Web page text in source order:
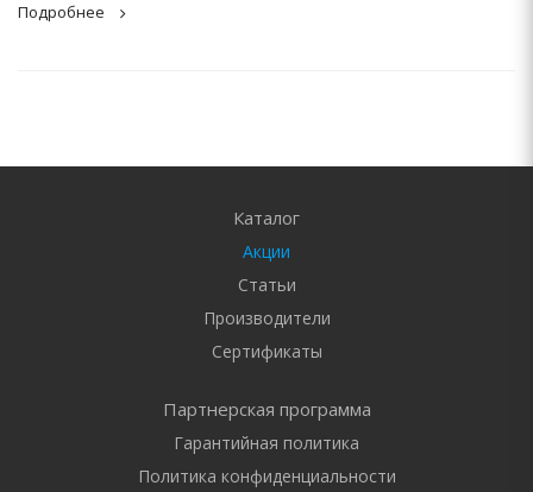
Подробнее
Каталог
Акции
Статьи
Производители
Сертификаты
Партнерская программа
Гарантийная политика
Политика конфиденциальности